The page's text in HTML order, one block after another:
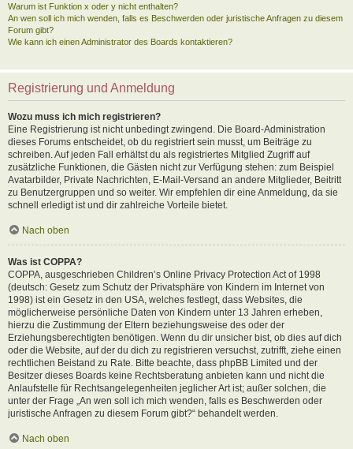
Warum ist Funktion x oder y nicht enthalten?
An wen soll ich mich wenden, falls es Beschwerden oder juristische Anfragen zu diesem
Forum gibt?
Wie kann ich einen Administrator des Boards kontaktieren?
Registrierung und Anmeldung
Wozu muss ich mich registrieren?
Eine Registrierung ist nicht unbedingt zwingend. Die Board-Administration
dieses Forums entscheidet, ob du registriert sein musst, um Beiträge zu
schreiben. Auf jeden Fall erhältst du als registriertes Mitglied Zugriff auf
zusätzliche Funktionen, die Gästen nicht zur Verfügung stehen: zum Beispiel
Avatarbilder, Private Nachrichten, E-Mail-Versand an andere Mitglieder, Beitritt
zu Benutzergruppen und so weiter. Wir empfehlen dir eine Anmeldung, da sie
schnell erledigt ist und dir zahlreiche Vorteile bietet.
Nach oben
Was ist COPPA?
COPPA, ausgeschrieben Children’s Online Privacy Protection Act of 1998
(deutsch: Gesetz zum Schutz der Privatsphäre von Kindern im Internet von
1998) ist ein Gesetz in den USA, welches festlegt, dass Websites, die
möglicherweise persönliche Daten von Kindern unter 13 Jahren erheben,
hierzu die Zustimmung der Eltern beziehungsweise des oder der
Erziehungsberechtigten benötigen. Wenn du dir unsicher bist, ob dies auf dich
oder die Website, auf der du dich zu registrieren versuchst, zutrifft, ziehe einen
rechtlichen Beistand zu Rate. Bitte beachte, dass phpBB Limited und der
Besitzer dieses Boards keine Rechtsberatung anbieten kann und nicht die
Anlaufstelle für Rechtsangelegenheiten jeglicher Art ist; außer solchen, die
unter der Frage „An wen soll ich mich wenden, falls es Beschwerden oder
juristische Anfragen zu diesem Forum gibt?“ behandelt werden.
Nach oben